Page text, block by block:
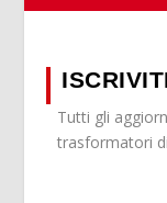
Tutti gli
trasformatori